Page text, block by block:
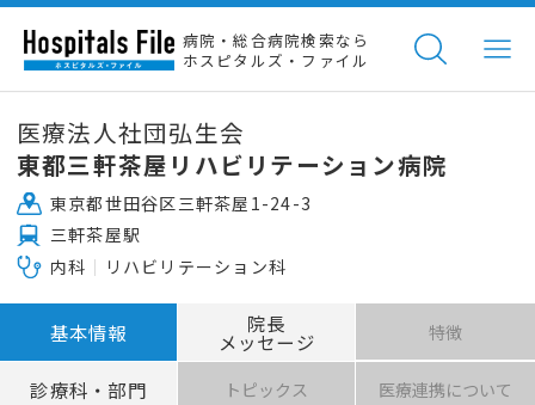
病院・総合病院検索なら
ホスピタルズ・ファイル
医療法人社団弘生会
東都三軒茶屋リハビリテーション病院
東京都世田谷区三軒茶屋1-24-3
三軒茶屋駅
内科
リハビリテーション科
基本情報 院長
メッセージ 特徴
診療科・部門 トピックス 医療連携について